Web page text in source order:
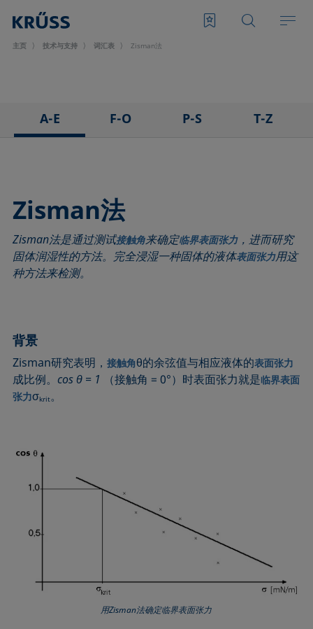
主页 技术与支持 词汇表 Zisman法
A-E
吸附系数
前进角
ASTM D 971
基线
气泡压力张力仪
圆锥曲线法
受束座滴法
接触角
去润湿
色散部分
Du Noüy环法
F-O
发泡剂
Fowkes法
高宽法
滞后角
界面流变，表面流变
液体针头
莲花效应
弯月面法
胶束
Oss and Good法
Owens, Wendt, Rabel and Kaelble (OWRK)法
P-S
多项式法
后退角
脱环法
棒法
滚动角
座滴法
旋转滴张力仪
铺展
静态接触角
收缩液滴法
表面过剩浓度
表面活性
T-Z
顶视距离法
Washburn法
韦伯数
润湿性
润湿长度
Wilhelmy板法
粘附功
内聚功
Zisman法
Zisman法是通过测试接触角来确定临界表面张力，进而研究
固体润湿性的方法。完全浸湿一种固体的液体表面张力用这
种方法来检测。
背景
Zisman研究表明，接触角θ的余弦值与相应液体的表面张力
成比例。cos θ = 1 （接触角 = 0°）时表面张力就是临界表面
张力σkrit。
用Zisman法确定临界表面张力